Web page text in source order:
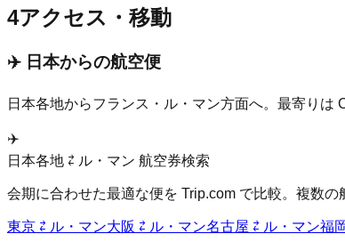
4アクセス・移動
✈️ 日本からの航空便
日本各地からフランス ・ ル・マン方面へ。最寄りは
✈️
日本各地 ⇄ ル・マン 航空券検索
会期に合わせた最適な便を Trip.com で比較。複数
東京 ⇄ ル・マン大阪 ⇄ ル・マン名古屋 ⇄ ル・マン福